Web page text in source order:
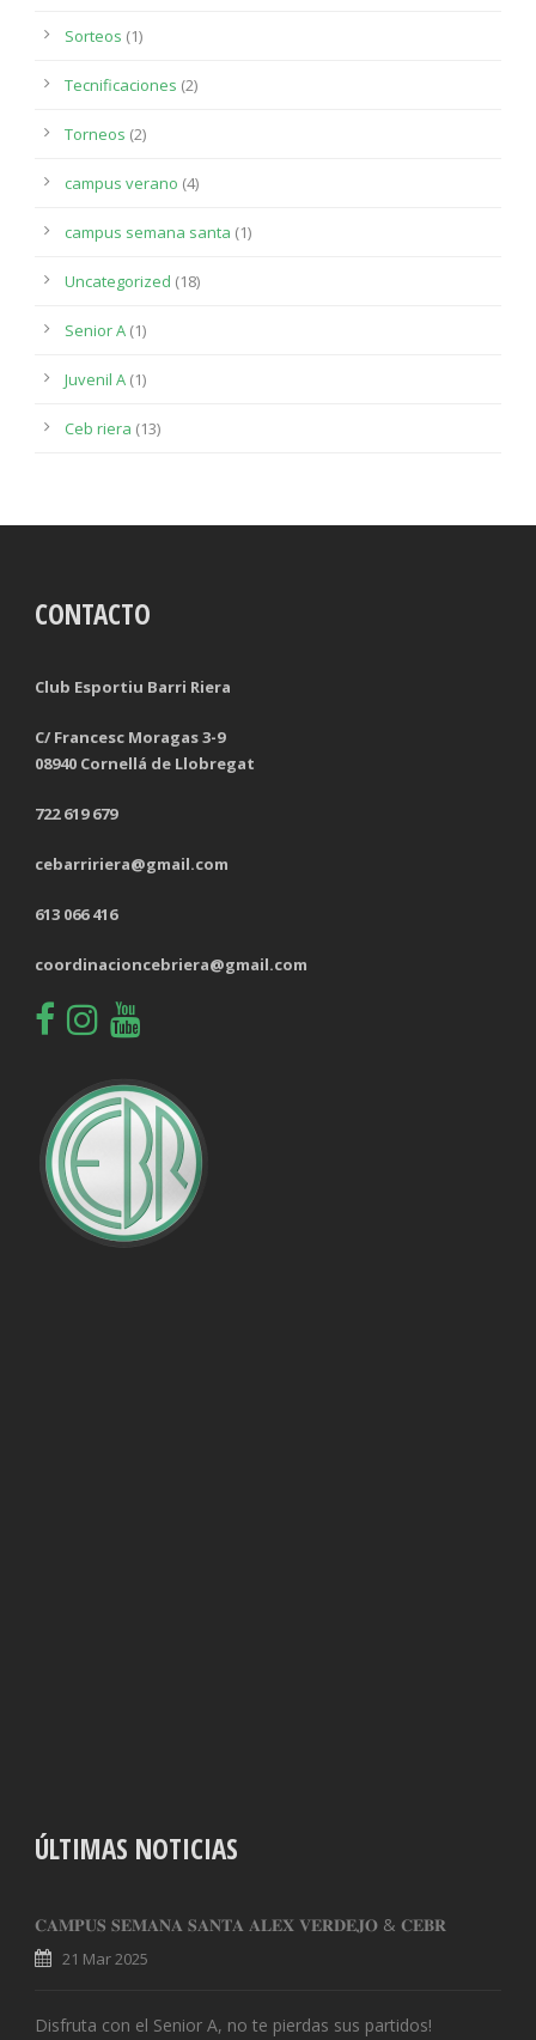
Sorteos (1)
Tecnificaciones (2)
Torneos (2)
campus verano (4)
campus semana santa (1)
Uncategorized (18)
Senior A (1)
Juvenil A (1)
Ceb riera (13)
CONTACTO
Club Esportiu Barri Riera
C/ Francesc Moragas 3-9
08940 Cornellá de Llobregat
722 619 679
cebarririera@gmail.com
613 066 416
coordinacioncebriera@gmail.com
ÚLTIMAS NOTICIAS
𝐂𝐀𝐌𝐏𝐔𝐒 𝐒𝐄𝐌𝐀𝐍𝐀 𝐒𝐀𝐍𝐓𝐀 𝐀𝐋𝐄𝐗 𝐕𝐄𝐑𝐃𝐄𝐉𝐎 & 𝐂𝐄𝐁𝐑
21 Mar 2025
Disfruta con el Senior A, no te pierdas sus partidos!